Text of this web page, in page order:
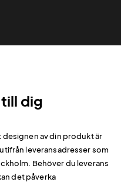
dig
designen av din produkt är
leveransadresser som
Behöver du leverans
det påverka